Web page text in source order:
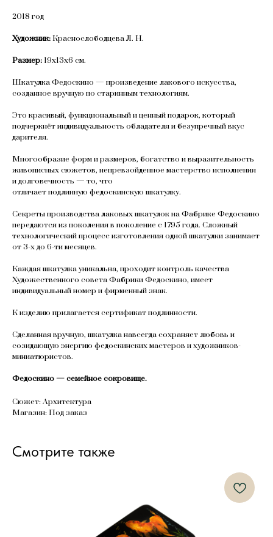
2018 год
Художник:Краснослободцева Л. Н.
Размер: 19х13х6 см.
Шкатулка Федоскино — произведение лакового искусства,
созданное вручную по старинным технологиям.
Это красивый, функциональный и ценный подарок, который
подчеркнёт индивидуальность обладателя и безупречный вкус
дарителя.
Многообразие форм и размеров, богатство и выразительность
живописных сюжетов, непревзойденное мастерство исполнения
и долговечность — то, что
отличает подлинную федоскинскую шкатулку.
Секреты производства лаковых шкатулок на Фабрике Федоскино
передаются из поколения в поколение с 1795 года. Сложный
технологический процесс изготовления одной шкатулки занимает
от 3-х до 6-ти месяцев.
Каждая шкатулка уникальна, проходит контроль качества
Художественного совета Фабрики Федоскино, имеет
индивидуальный номер и фирменный знак.
К изделию прилагается сертификат подлинности.
Сделанная вручную, шкатулка навсегда сохраняет любовь и
созидающую энергию федоскинских мастеров и художников-
миниатюристов.
Федоскино — семейное сокровище.
Сюжет: Архитектура
Магазин: Под заказ
Смотрите также